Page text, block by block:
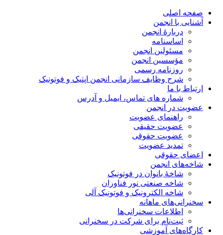
صفحه اصلی
آشنایی با انجمن
دربارۀ انجمن
اساسنامه
مسئولین انجمن
مؤسسین انجمن
روزنامه رسمی
شرح وظایف سازمانی انجمن اپتیک و فوتونیک
ارتباط با ما
شماره های تماس، ایمیل و آدرس
عضویت در انجمن
راهنمای عضویت
عضویت حقیقی
عضویت حقوقی
تمدید عضویت
اعضای حقوقی
شاخه‌های انجمن
شاخۀ بانوان در فوتونیک
شاخه صنعتی نور فناوران
شاخه‌ الکترونیک و فوتونیک آلی
سخنرانی‌های ماهانه
اطلاعات سخنرانی‌‌ها
ثبت‌نام برای شرکت در سخنرانی
کارگاه‌های آموزشی